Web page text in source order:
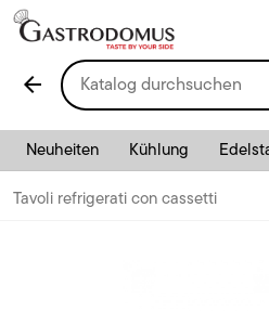
arrow_back
Neuheiten Kühlung
Tavoli refrigerati con cassetti